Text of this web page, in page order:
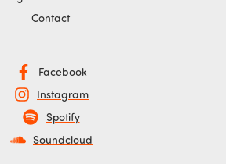
Contact
Facebook
Instagram
Spotify
Soundcloud